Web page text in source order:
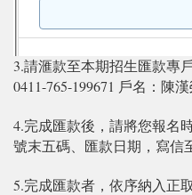
3.請滙款至本期招生匯款專
0411-765-199671 戶名：陳
4.完成匯款後，請將您報名
號末五碼、匯款日期，寫信
5.完成匯款者，依序納入正取